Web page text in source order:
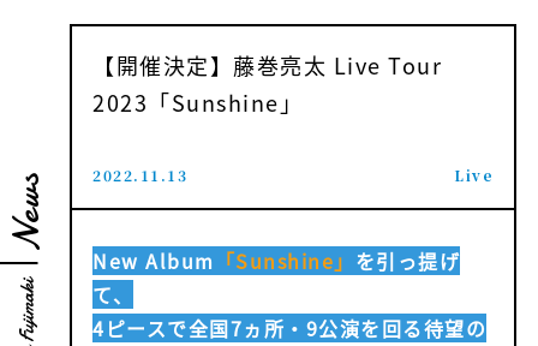
News
【開催決定】藤巻亮太 Live Tour
2023「Sunshine」
2022.11.13 Live
New Album 「Sunshine」 を引っ提げ
て、
4ピースで全国7ヵ所・9公演を回る待望の